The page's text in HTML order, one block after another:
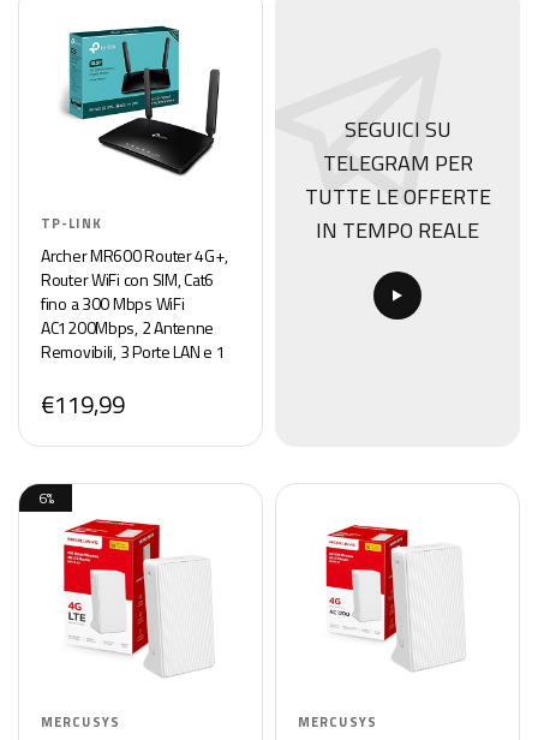
TP-LINK
Archer MR600 Router 4G+,
Router WiFi con SIM, Cat6
fino a 300 Mbps WiFi
AC1200Mbps, 2 Antenne
Removibili, 3 Porte LAN e 1
Tecnologia MU-MIMO,
Plug&Play, Soluzione
Qualcomm
€119,99
SEGUICI SU
TELEGRAM PER
TUTTE LE OFFERTE
IN TEMPO REALE
MERCUSYS
6%
MERCUSYS